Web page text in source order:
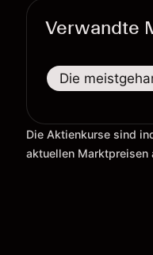
Verwandte
Die
Die Aktienkurse sind
aktuellen Marktpreisen